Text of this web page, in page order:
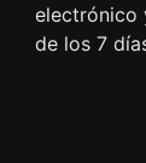
electrónico
de los 7